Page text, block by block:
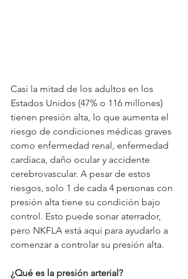
Casi la mitad de los adultos en los
Estados Unidos (47% o 116 millones)
tienen presión alta, lo que aumenta el
riesgo de condiciones médicas graves
como enfermedad renal, enfermedad
cardíaca, daño ocular y accidente
cerebrovascular. A pesar de estos
riesgos, solo 1 de cada 4 personas con
presión alta tiene su condición bajo
control. Esto puede sonar aterrador,
pero NKFLA está aquí para ayudarlo a
comenzar a controlar su presión alta.
¿Qué es la presión arterial?